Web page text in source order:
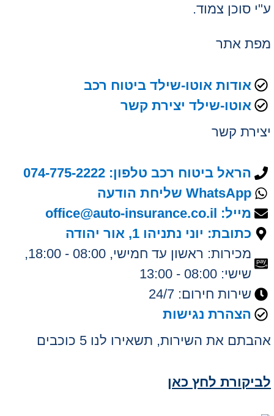
ע"י סוכן צמוד.
מפת אתר
אודות אוטו-שילד ביטוח רכב
אוטו-שילד יצירת קשר
יצירת קשר
הראל ביטוח רכב טלפון: 074-775-2222
WhatsApp שליחת הודעה
מייל: office@auto-insurance.co.il
כתובת: יוני נתניהו 1, אור יהודה
מכירות: ראשון עד חמישי, 08:00 - 18:00,
שישי: 08:00 - 13:00
שירות חירום: 24/7
הצהרת נגישות
אהבתם את השירות, תשאירו לנו 5 כוכבים
לביקורת לחץ כאן